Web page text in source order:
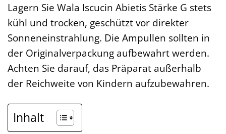
Lagern Sie Wala Iscucin Abietis Stärke G stets
kühl und trocken, geschützt vor direkter
Sonneneinstrahlung. Die Ampullen sollten in
der Originalverpackung aufbewahrt werden.
Achten Sie darauf, das Präparat außerhalb
der Reichweite von Kindern aufzubewahren.
Inhalt